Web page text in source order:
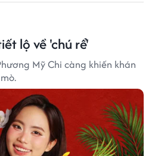
lộ về 'chú rể'
Mỹ Chi càng khiến khán